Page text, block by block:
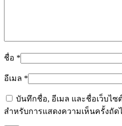
ชื่อ *
อีเมล *
บันทึกชื่อ, อีเมล และชื่อเว็บไซ
สำหรับการแสดงความเห็นครั้งถัด